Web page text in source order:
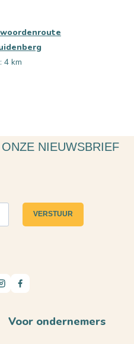
4 km
NIEUWSBRIEF
VERSTUUR
Voor ondernemers